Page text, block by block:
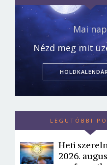
Mai nap
Nézd meg mit
LEGUTÓBBI
Heti
2026.